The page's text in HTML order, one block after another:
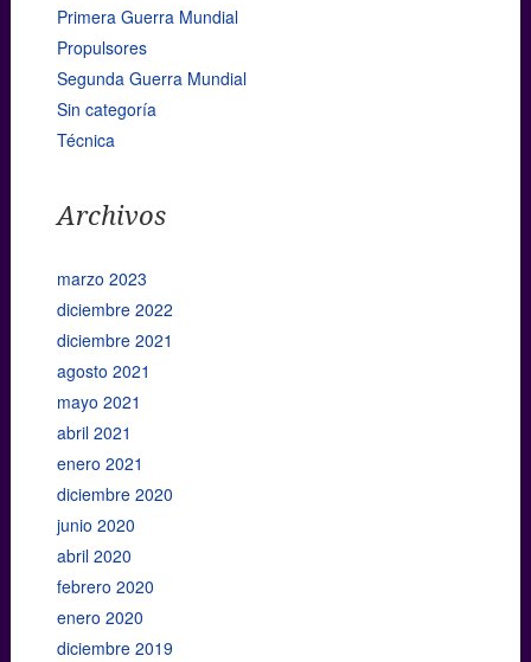
Primera Guerra Mundial
Propulsores
Segunda Guerra Mundial
Sin categoría
Técnica
Archivos
marzo 2023
diciembre 2022
diciembre 2021
agosto 2021
mayo 2021
abril 2021
enero 2021
diciembre 2020
junio 2020
abril 2020
febrero 2020
enero 2020
diciembre 2019